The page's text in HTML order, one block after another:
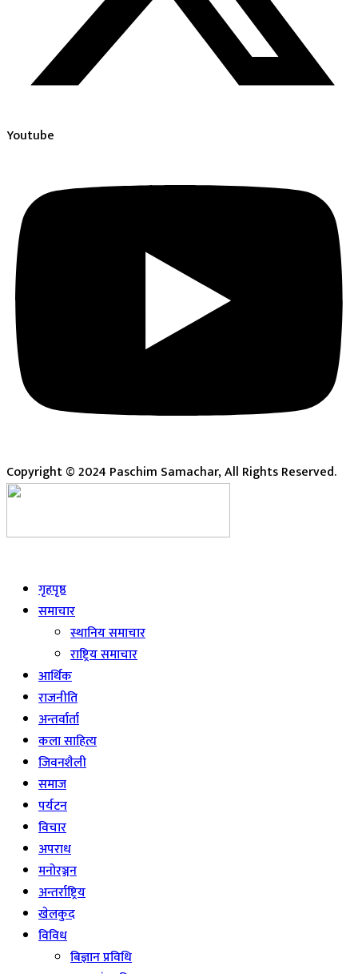
Youtube
Copyright © 2024 Paschim Samachar, All Rights Reserved.
गृहपृष्ठ
समाचार
स्थानिय समाचार
राष्ट्रिय समाचार
आर्थिक
राजनीति
अन्तर्वार्ता
कला साहित्य
जिवनशैली
समाज
पर्यटन
विचार
अपराध
मनोरञ्जन
अन्तर्राष्ट्रिय
खेलकुद
विविध
बिज्ञान प्रविधि